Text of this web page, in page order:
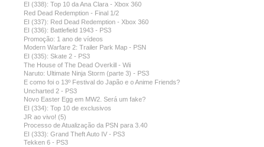
EI (338): Top 10 da Ana Clara - Xbox 360
Red Dead Redemption - Final 1/2
EI (337): Red Dead Redemption - Xbox 360
EI (336): Battlefield 1943 - PS3
Promoção: 1 ano de vídeos
Modern Warfare 2: Trailer Park Map - PSN
EI (335): Skate 2 - PS3
The House of The Dead Overkill - Wii
Naruto: Ultimate Ninja Storm (parte 3) - PS3
E como foi o 13º Festival do Japão e o Anime Friends?
Uncharted 2 - PS3
Novo Easter Egg em MW2. Será um fake?
EI (334): Top 10 de exclusivos
JR ao vivo! (5)
Processo de Atualização da PSN para 3.40
EI (333): Grand Theft Auto IV - PS3
Tekken 6 - PS3